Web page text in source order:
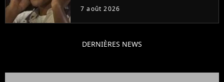
7 août 2026
DERNIÈRES NEWS